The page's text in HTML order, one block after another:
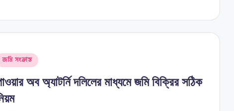
জমি সংক্রান্ত
অব অ্যাটর্নি দলিলের মাধ্যমে জমি বিক্রির সঠিক